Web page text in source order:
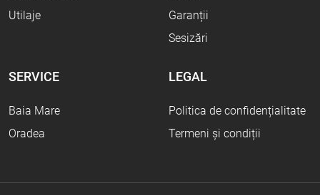
Utilaje
Garanții
Sesizări
SERVICE
Baia Mare
Oradea
LEGAL
Politica de confidențialitate
Termeni și condiții